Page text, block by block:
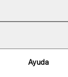
Ayuda